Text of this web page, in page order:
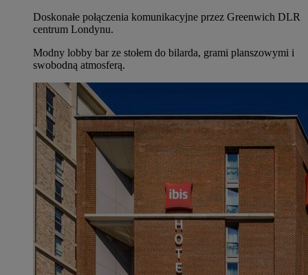
Doskonałe połączenia komunikacyjne przez Greenwich DLR
centrum Londynu.
Modny lobby bar ze stołem do bilarda, grami planszowymi i
swobodną atmosferą.